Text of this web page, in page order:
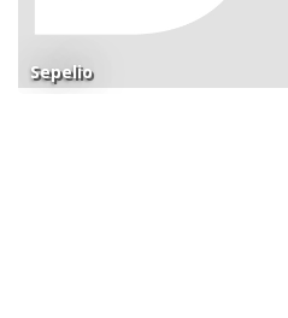
Sepelio